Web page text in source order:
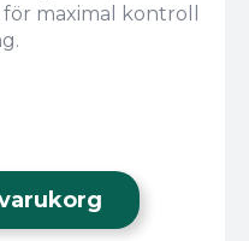
maximal kontroll